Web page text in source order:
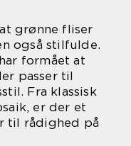
grønne fliser
også stilfulde.
formået at
passer til
Fra klassisk
er der et
til rådighed på